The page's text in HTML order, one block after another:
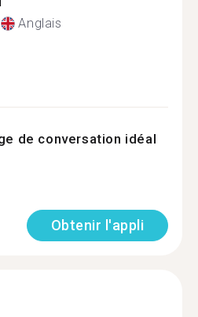
Anglais
de conversation idéal
Obtenir l'appli